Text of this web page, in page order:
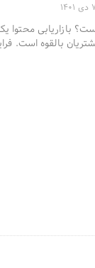
بازاریابی محتوا
بالقوه است.